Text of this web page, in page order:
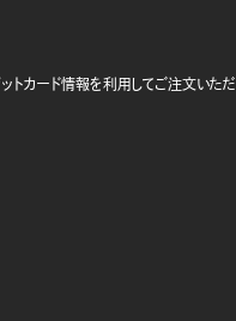
カード情報を利用してご注文いただ